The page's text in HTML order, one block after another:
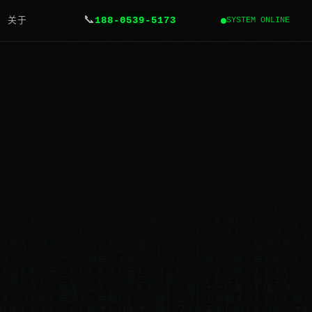
关于 📞 188-0539-5173 SYSTEM ONLINE